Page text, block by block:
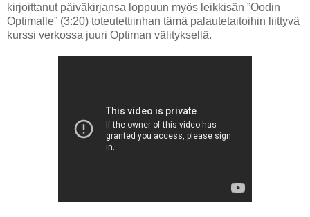
kirjoittanut päiväkirjansa loppuun myös leikkisän ”Oodin
Optimalle” (3:20) toteutettiinhan tämä palautetaitoihin liittyvä
kurssi verkossa juuri Optiman välityksellä.